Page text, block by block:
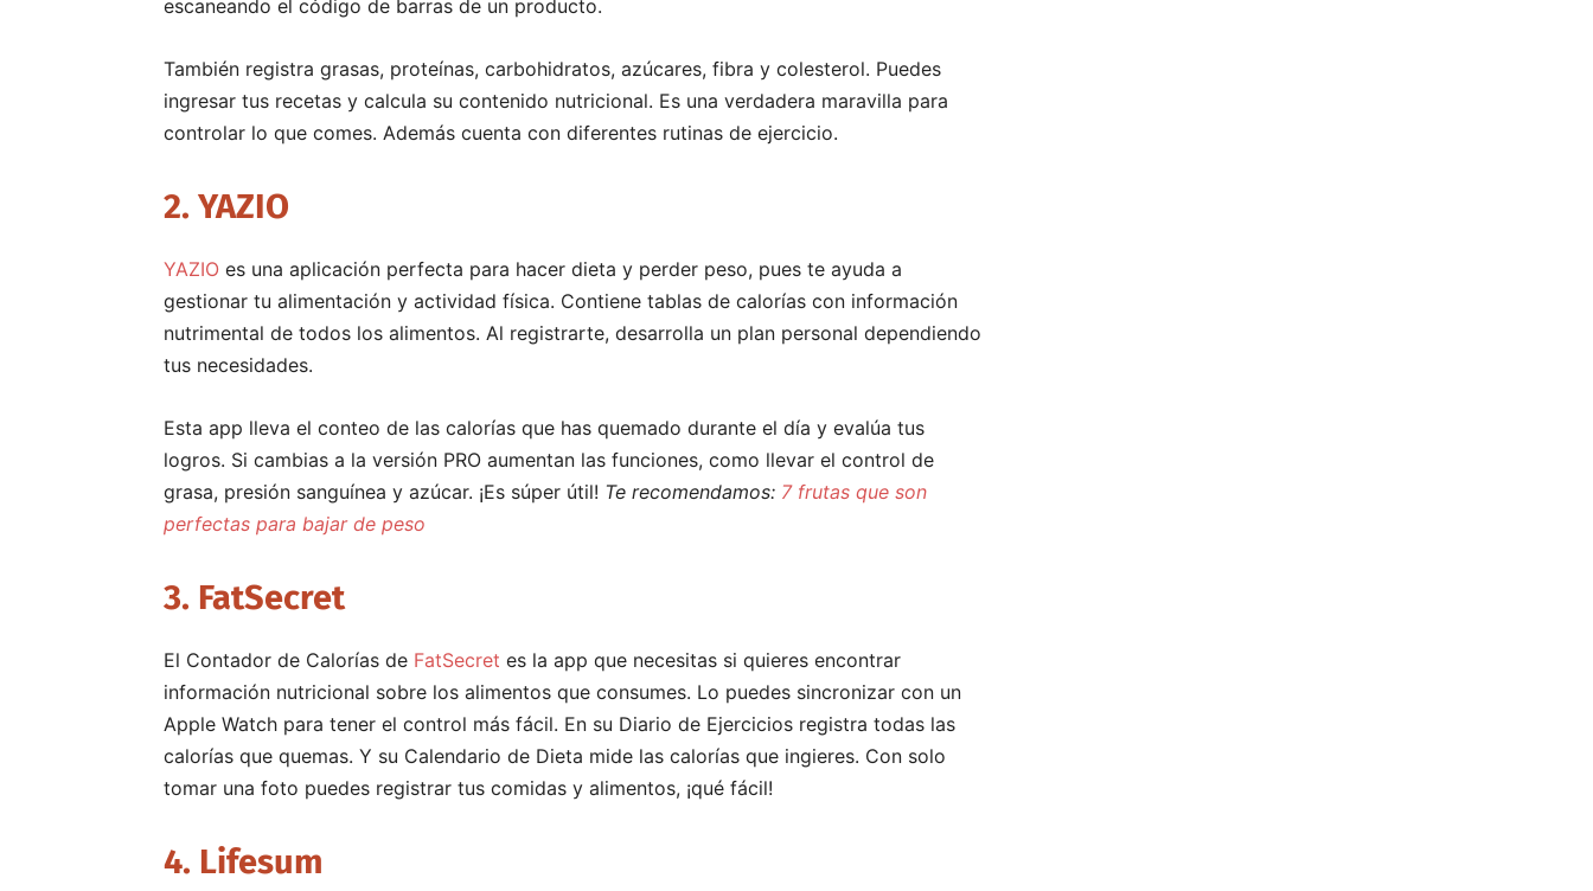
escaneando el código de barras de un producto.
También registra grasas, proteínas, carbohidratos, azúcares, fibra y colesterol. Puedes
ingresar tus recetas y calcula su contenido nutricional. Es una verdadera maravilla para
controlar lo que comes. Además cuenta con diferentes rutinas de ejercicio.
2. YAZIO
YAZIO es una aplicación perfecta para hacer dieta y perder peso, pues te ayuda a
gestionar tu alimentación y actividad física. Contiene tablas de calorías con información
nutrimental de todos los alimentos. Al registrarte, desarrolla un plan personal dependiendo
tus necesidades.
Esta app lleva el conteo de las calorías que has quemado durante el día y evalúa tus
logros. Si cambias a la versión PRO aumentan las funciones, como llevar el control de
grasa, presión sanguínea y azúcar. ¡Es súper útil! Te recomendamos: 7 frutas que son
perfectas para bajar de peso
3. FatSecret
El Contador de Calorías de FatSecret es la app que necesitas si quieres encontrar
información nutricional sobre los alimentos que consumes. Lo puedes sincronizar con un
Apple Watch para tener el control más fácil. En su Diario de Ejercicios registra todas las
calorías que quemas. Y su Calendario de Dieta mide las calorías que ingieres. Con solo
tomar una foto puedes registrar tus comidas y alimentos, ¡qué fácil!
4. Lifesum